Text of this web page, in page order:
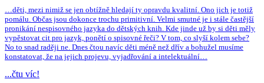
…děti, mezi nimiž se jen obtížně hledají ty opravdu kvalitní. Ono jich je totiž
pomálu. Občas jsou dokonce trochu primitivní. Velmi smutné je i stále častější
pronikání nespisovného jazyka do dětských knih. Kde jinde už by si děti měly
vypěstovat cit pro jazyk, ponětí o spisovné řeči? V tom, co slyší kolem sebe?
No to snad raději ne. Dnes čtou navíc děti méně než dřív a bohužel musíme
konstatovat, že na jejich projevu, vyjadřování a intelektuální…
...čtu víc!